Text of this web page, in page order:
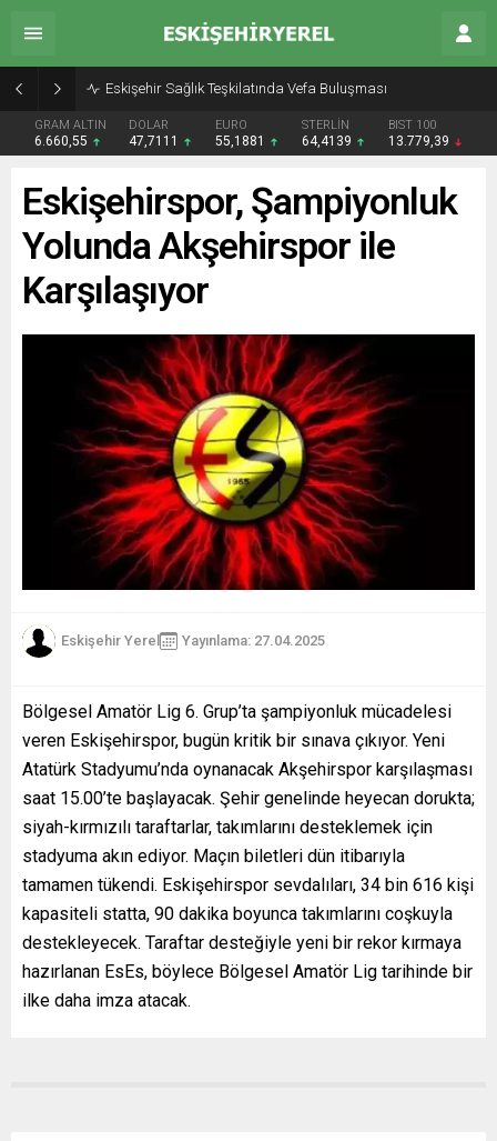
Eskişehir Sağlık Teşkilatında Vefa Buluşması
GRAM ALTIN
6.660,55
DOLAR
47,7111
EURO
55,1881
STERLİN
64,4139
BIST 100
13.779,39
Eskişehirspor, Şampiyonluk
Yolunda Akşehirspor ile
Karşılaşıyor
Eskişehir Yerel Yayınlama: 27.04.2025
Bölgesel Amatör Lig 6. Grup’ta şampiyonluk mücadelesi
veren Eskişehirspor, bugün kritik bir sınava çıkıyor. Yeni
Atatürk Stadyumu’nda oynanacak Akşehirspor karşılaşması
saat 15.00’te başlayacak. Şehir genelinde heyecan dorukta;
siyah-kırmızılı taraftarlar, takımlarını desteklemek için
stadyuma akın ediyor. Maçın biletleri dün itibarıyla
tamamen tükendi. Eskişehirspor sevdalıları, 34 bin 616 kişi
kapasiteli statta, 90 dakika boyunca takımlarını coşkuyla
destekleyecek. Taraftar desteğiyle yeni bir rekor kırmaya
hazırlanan EsEs, böylece Bölgesel Amatör Lig tarihinde bir
ilke daha imza atacak.